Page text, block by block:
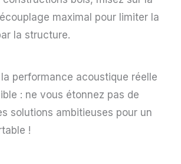
maximal pour limiter la
la structure.
la performance acoustique réelle
: ne vous étonnez pas de
solutions ambitieuses pour un
!